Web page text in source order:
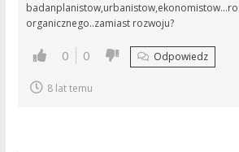
organicznego..zamiast rozwoju?
0 0 Odpowiedz
8 lat temu